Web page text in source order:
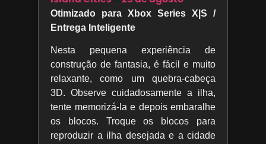
Otimizado para Xbox Series X|S /
Entrega Inteligente
Nesta pequena experiência de
construção de fantasia, é fácil e muito
relaxante, como um quebra-cabeça
3D. Observe cuidadosamente a ilha,
tente memorizá-la e depois embaralhe
os blocos. Troque os blocos para
reproduzir a ilha desejada e a cidade